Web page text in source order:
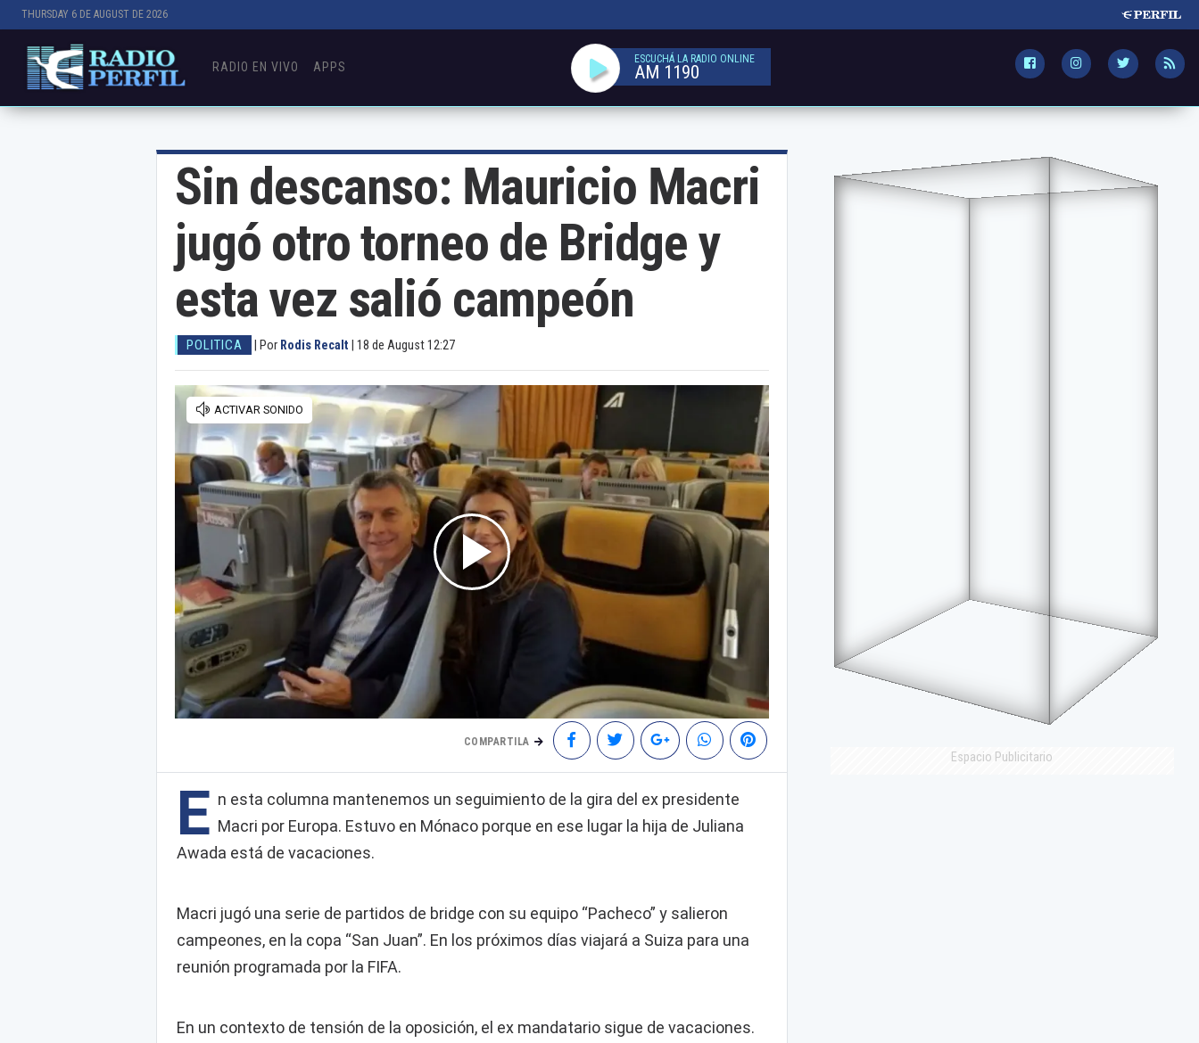
THURSDAY 6 DE AUGUST DE 2026
RADIO EN VIVO APPS
ESCUCHÁ LA RADIO ONLINE
AM 1190
Sin descanso: Mauricio Macri
jugó otro torneo de Bridge y
esta vez salió campeón
POLITICA Por Rodis Recalt 18 de August 12:27
COMPARTILA
E n esta columna mantenemos un seguimiento de la gira del ex presidente
Macri por Europa. Estuvo en Mónaco porque en ese lugar la hija de Juliana
Awada está de vacaciones.
Macri jugó una serie de partidos de bridge con su equipo “Pacheco” y salieron
campeones, en la copa “San Juan”. En los próximos días viajará a Suiza para una
reunión programada por la FIFA.
En un contexto de tensión de la oposición, el ex mandatario sigue de vacaciones.
Espacio Publicitario